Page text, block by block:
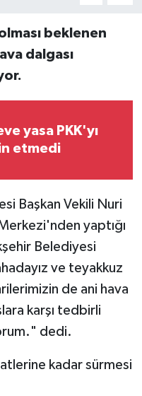
beklenen
dalgası
yasa PKK'yı
etmedi
Başkan Vekili Nuri
yaptığı
Belediyesi
ve teyakkuz
de ani hava
karşı tedbirli
dedi.
kadar sürmesi